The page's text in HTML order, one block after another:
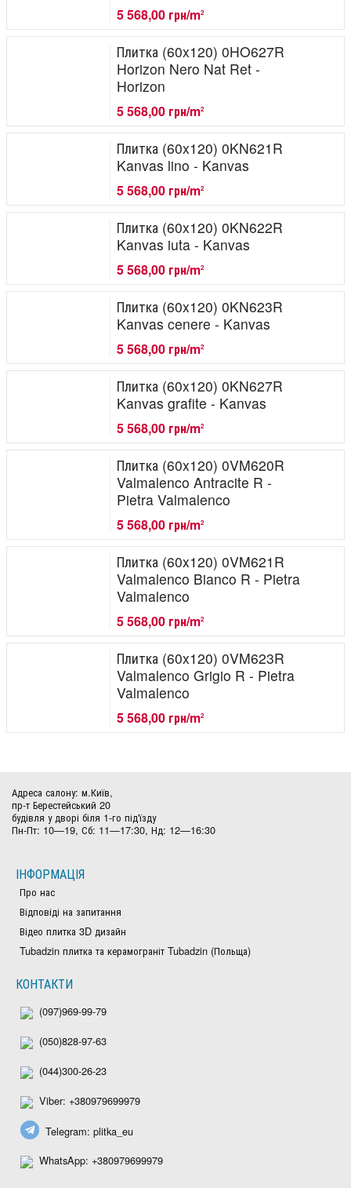
5 568,00 грн/m2
Плитка (60x120) 0HO627R
Horizon Nero Nat Ret -
Horizon
5 568,00 грн/m2
Плитка (60x120) 0KN621R
Kanvas lino - Kanvas
5 568,00 грн/m2
Плитка (60x120) 0KN622R
Kanvas iuta - Kanvas
5 568,00 грн/m2
Плитка (60x120) 0KN623R
Kanvas cenere - Kanvas
5 568,00 грн/m2
Плитка (60x120) 0KN627R
Kanvas grafite - Kanvas
5 568,00 грн/m2
Плитка (60x120) 0VM620R
Valmalenco Antracite R -
Pietra Valmalenco
5 568,00 грн/m2
Плитка (60x120) 0VM621R
Valmalenco Bianco R - Pietra
Valmalenco
5 568,00 грн/m2
Плитка (60x120) 0VM623R
Valmalenco Grigio R - Pietra
Valmalenco
5 568,00 грн/m2
Адреса салону: м.Київ,
пр-т Берестейський 20
будівля у дворі біля 1-го під'їзду
Пн-Пт: 10—19, Сб: 11—17:30, Нд: 12—16:30
ІНФОРМАЦІЯ
Про нас
Відповіді на запитання
Відео плитка 3D дизайн
Tubadzin плитка та керамограніт Tubadzin (Польща)
КОНТАКТИ
(097)969-99-79
(050)828-97-63
(044)300-26-23
Viber: +380979699979
Telegram: plitka_eu
WhatsApp: +380979699979